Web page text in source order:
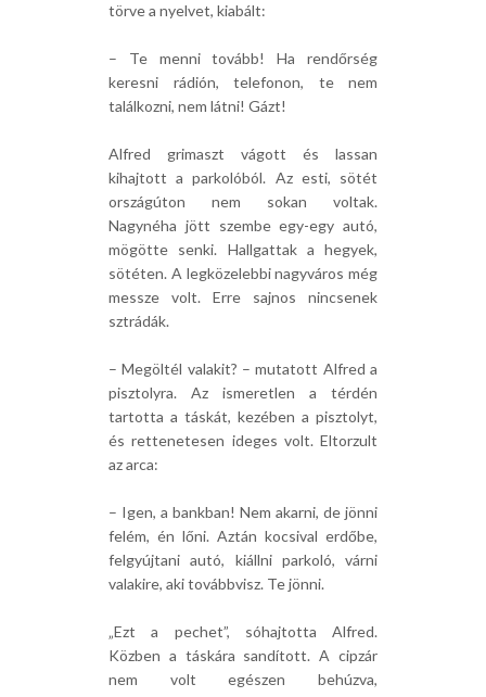
törve a nyelvet, kiabált:
– Te menni tovább! Ha rendőrség
keresni rádión, telefonon, te nem
találkozni, nem látni! Gázt!
Alfred grimaszt vágott és lassan
kihajtott a parkolóból. Az esti, sötét
országúton nem sokan voltak.
Nagynéha jött szembe egy-egy autó,
mögötte senki. Hallgattak a hegyek,
sötéten. A legközelebbi nagyváros még
messze volt. Erre sajnos nincsenek
sztrádák.
– Megöltél valakit? – mutatott Alfred a
pisztolyra. Az ismeretlen a térdén
tartotta a táskát, kezében a pisztolyt,
és rettenetesen ideges volt. Eltorzult
az arca:
– Igen, a bankban! Nem akarni, de jönni
felém, én lőni. Aztán kocsival erdőbe,
felgyújtani autó, kiállni parkoló, várni
valakire, aki továbbvisz. Te jönni.
„Ezt a pechet”, sóhajtotta Alfred.
Közben a táskára sandított. A cipzár
nem volt egészen behúzva,